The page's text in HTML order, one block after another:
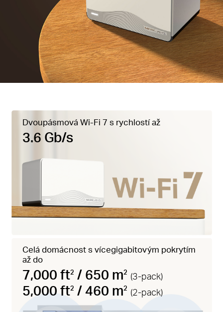
Dvoupásmová Wi-Fi 7 s rychlostí až
3.6 Gb/s
Celá domácnost s vícegigabitovým pokrytím
až do
7,000 ft2 / 650 m2 (3-pack)
5,000 ft2 / 460 m2 (2-pack)